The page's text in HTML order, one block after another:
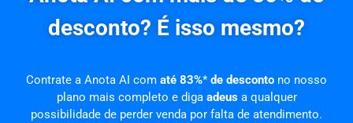
desconto? É isso mesmo?
Contrate a Anota AI com até 83%*de desconto no nosso
plano mais completo e diga adeusa qualquer
possibilidade de perder venda por falta de atendimento.